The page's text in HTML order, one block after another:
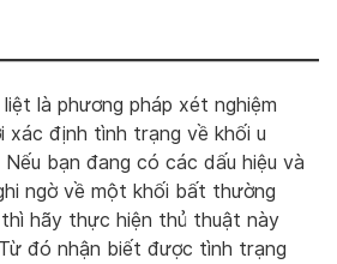
là phương pháp xét nghiệm
xác định tình trạng về khối u
bạn đang có các dấu hiệu và
ngờ về một khối bất thường
hãy thực hiện thủ thuật này
đó nhận biết được tình trạng